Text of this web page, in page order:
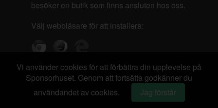
besöker en butik som finns ansluten hos oss.
Välj webbläsare för att installera:
Vi använder cookies för att förbättra din upplevelse på
Sponsorhuset. Genom att fortsätta godkänner du
användandet av cookies.
Jag förstår